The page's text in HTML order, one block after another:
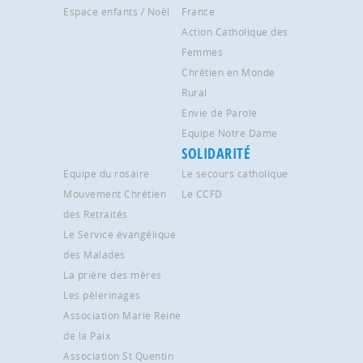
Espace enfants / Noël
France
Action Catholique des
Femmes
Chrétien en Monde
Rural
Envie de Parole
Equipe Notre Dame
Equipe du rosaire
Mouvement Chrétien
des Retraités
Le Service évangélique
des Malades
La prière des mères
Les pèlerinages
Association Marie Reine
de la Paix
Association St Quentin
SOLIDARITÉ
Le secours catholique
Le CCFD